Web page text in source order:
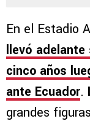
En el Estadio
llevó
cinco años
ante Ecuador.
grandes